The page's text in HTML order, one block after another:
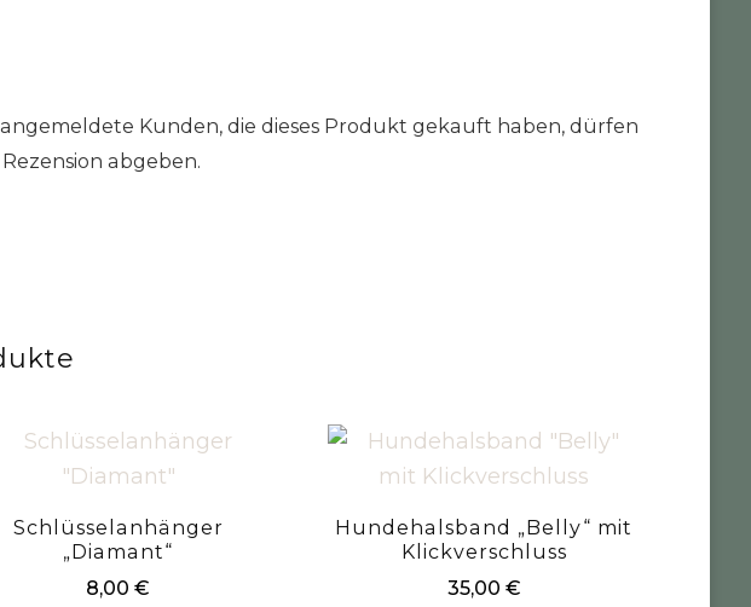
Kunden, die dieses Produkt gekauft haben, dürfen
abgeben.
Schlüsselanhänger
„Diamant“
8,00€
Hundehalsband „Belly“ mit
Klickverschluss
35,00 €